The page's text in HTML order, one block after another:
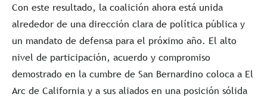
Con este resultado, la coalición ahora está unida
alrededor de una dirección clara de política pública y
un mandato de defensa para el próximo año. El alto
nivel de participación, acuerdo y compromiso
demostrado en la cumbre de San Bernardino coloca a El
Arc de California y a sus aliados en una posición sólida